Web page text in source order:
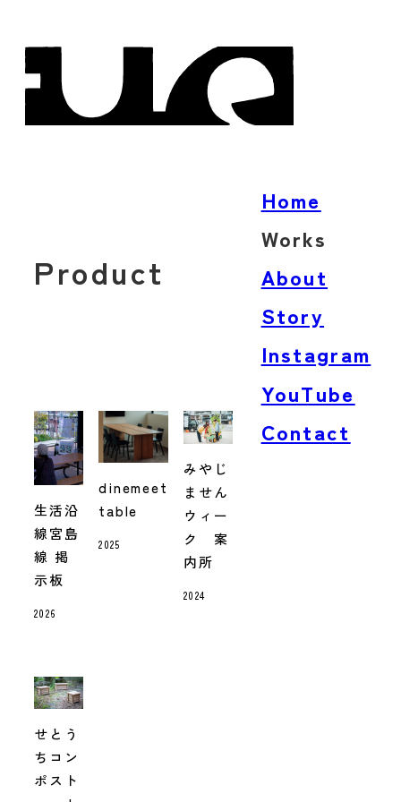
Home
Works
Architecture
Words
About
Story
Instagram
YouTube
Contact
Product
生活沿
線宮島
線 掲
示板
2026
dinemeet
table
2025
みやじ
ません
ウィー
ク 案
内所
2024
せとう
ちコン
ポスト